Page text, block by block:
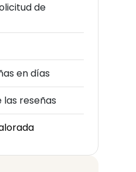
de
en días
las reseñas